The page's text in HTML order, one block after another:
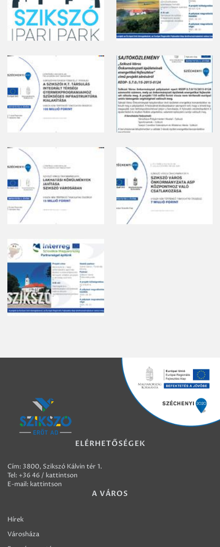
ELÉRHETŐSÉGEK
Cím: 3800, Szikszó Kálvin tér 1.
Tel: +36 46 / kattintson
E-mail: kattintson
A VÁROS
Hírek
Városháza